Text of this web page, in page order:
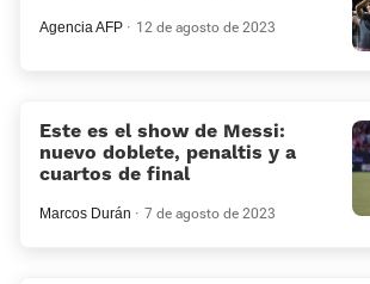
Agencia AFP 12 de agosto de 2023
Este es el show de Messi:
nuevo doblete, penaltis y a
cuartos de final
Marcos Durán 7 de agosto de 2023